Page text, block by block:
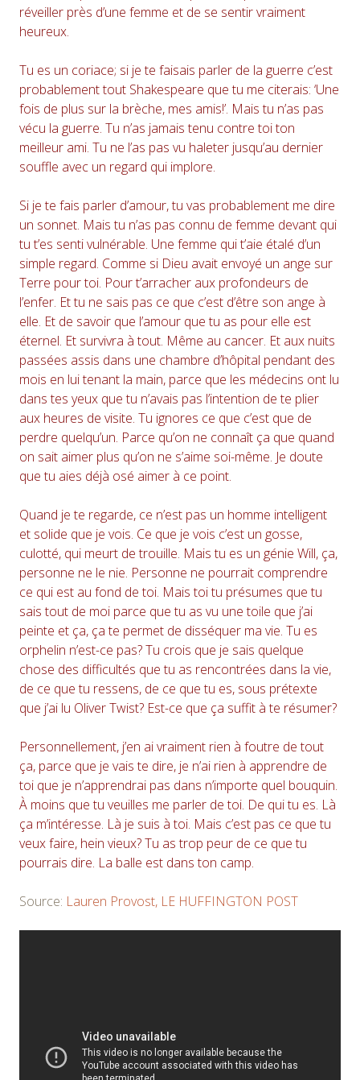
réveiller près d’une femme et de se sentir vraiment
heureux.
Tu es un coriace; si je te faisais parler de la guerre c’est
probablement tout Shakespeare que tu me citerais: ‘Une
fois de plus sur la brèche, mes amis!’. Mais tu n’as pas
vécu la guerre. Tu n’as jamais tenu contre toi ton
meilleur ami. Tu ne l’as pas vu haleter jusqu’au dernier
souffle avec un regard qui implore.
Si je te fais parler d’amour, tu vas probablement me dire
un sonnet. Mais tu n’as pas connu de femme devant qui
tu t’es senti vulnérable. Une femme qui t’aie étalé d’un
simple regard. Comme si Dieu avait envoyé un ange sur
Terre pour toi. Pour t’arracher aux profondeurs de
l’enfer. Et tu ne sais pas ce que c’est d’être son ange à
elle. Et de savoir que l’amour que tu as pour elle est
éternel. Et survivra à tout. Même au cancer. Et aux nuits
passées assis dans une chambre d’hôpital pendant des
mois en lui tenant la main, parce que les médecins ont lu
dans tes yeux que tu n’avais pas l’intention de te plier
aux heures de visite. Tu ignores ce que c’est que de
perdre quelqu’un. Parce qu’on ne connaît ça que quand
on sait aimer plus qu’on ne s’aime soi-même. Je doute
que tu aies déjà osé aimer à ce point.
Quand je te regarde, ce n’est pas un homme intelligent
et solide que je vois. Ce que je vois c’est un gosse,
culotté, qui meurt de trouille. Mais tu es un génie Will, ça,
personne ne le nie. Personne ne pourrait comprendre
ce qui est au fond de toi. Mais toi tu présumes que tu
sais tout de moi parce que tu as vu une toile que j’ai
peinte et ça, ça te permet de disséquer ma vie. Tu es
orphelin n’est-ce pas? Tu crois que je sais quelque
chose des difficultés que tu as rencontrées dans la vie,
de ce que tu ressens, de ce que tu es, sous prétexte
que j’ai lu Oliver Twist? Est-ce que ça suffit à te résumer?
Personnellement, j’en ai vraiment rien à foutre de tout
ça, parce que je vais te dire, je n’ai rien à apprendre de
toi que je n’apprendrai pas dans n’importe quel bouquin.
À moins que tu veuilles me parler de toi. De qui tu es. Là
ça m’intéresse. Là je suis à toi. Mais c’est pas ce que tu
veux faire, hein vieux? Tu as trop peur de ce que tu
pourrais dire. La balle est dans ton camp.
Source: Lauren Provost, LE HUFFINGTON POST